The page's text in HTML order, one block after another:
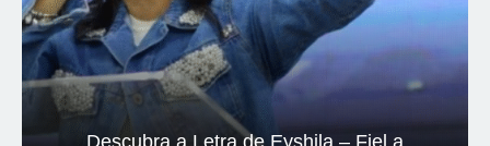
Descubra a Letra de Eyshila – Fiel a